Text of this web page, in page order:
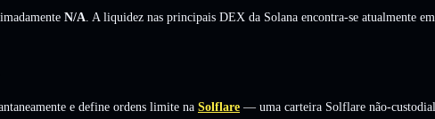
N/A . A liquidez nas principais DEX da Solana encontra-se atualmente em
e define ordens limite na Solflare — uma carteira Solflare não-custodial